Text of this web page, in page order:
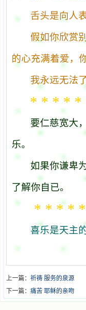
舌头是向人
假如你欣赏
的心充满着爱，
我永远无法
* * * * *
要仁慈宽大
乐。
如果你谦卑
了解你自已。
* * * *
喜乐是天主
上一篇： 祈祷 服务的泉源
下一篇： 痛苦 耶稣的亲吻